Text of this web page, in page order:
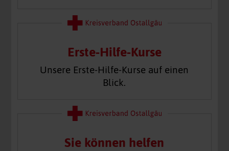
Erste-Hilfe-Kurse
Unsere Erste-Hilfe-Kurse auf einen
Blick.
Sie können helfen